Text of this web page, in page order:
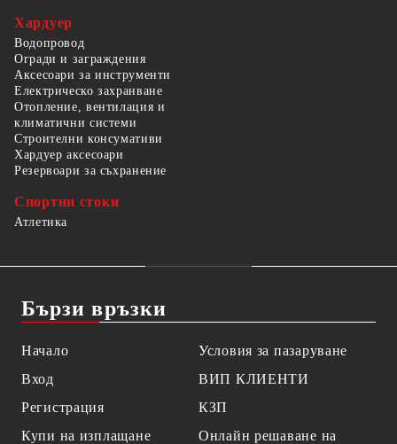
Хардуер
Водопровод
Огради и заграждения
Аксесоари за инструменти
Електрическо захранване
Отопление, вентилация и
климатични системи
Строителни консумативи
Хардуер аксесоари
Резервоари за съхранение
Спортни стоки
Атлетика
Бързи връзки
Начало
Вход
Регистрация
Купи на изплащане
Условия за пазаруване
ВИП КЛИЕНТИ
КЗП
Онлайн решаване на